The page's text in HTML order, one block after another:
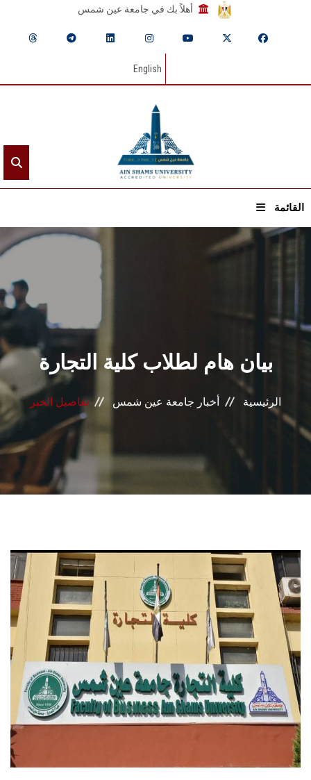
أهلاً بك في جامعة عين شمس
English
القائمة
الرئيسيـة
عن الجامعة
القطاعـات
الشئون الأكاديمية
البحث العلمي
الرعاية الصحية
المراكز والوحدات
الإعلام
تواصل معنا
الطلاب
هيئة التدريس
الدراسات العليا
الخريجين
بيان هام لطلاب كلية التجارة
الرئيسية أخبار جامعة عين شمس تفاصيل الخبر